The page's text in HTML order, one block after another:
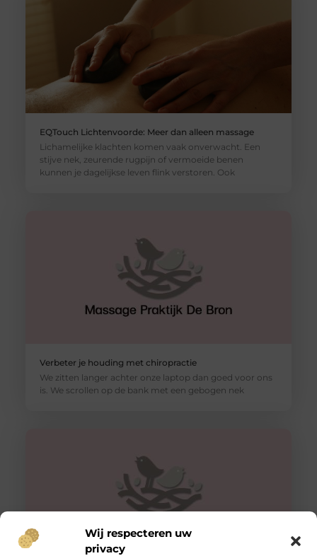
Wij respecteren uw
privacy
EQTouch Lichtenvoorde: Meer dan alleen massage
Lichamelijke klachten komen vaak onverwacht. Een
stijve nek, zeurende rugpijn of vermoeide benen
kunnen je dagelijkse leven flink verstoren. Ook
Verbeter je houding met chiropractie
We zitten langer achter onze laptop dan goed voor ons
is. We scrollen op de bank met een gebogen nek